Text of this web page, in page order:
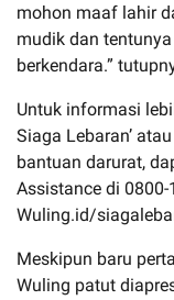
mohon maaf lahir
mudik dan
berkendara.”
Untuk informasi
Siaga Lebaran’
bantuan darurat,
Assistance di
Wuling.id/
Meskipun baru
Wuling patut